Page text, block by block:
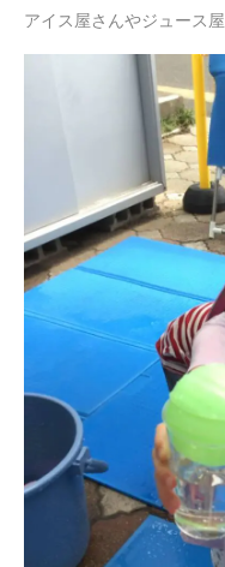
アイス屋さんやジュース